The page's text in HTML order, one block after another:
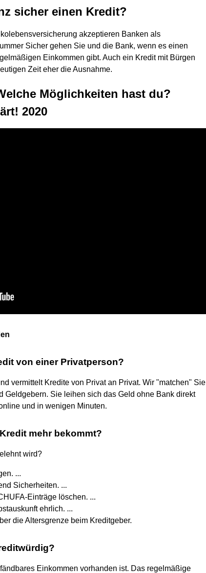
sicher einen Kredit?
akzeptieren Banken als
Sicher gehen Sie und die Bank, wenn es einen
Einkommen gibt. Auch ein Kredit mit Bürgen
Zeit eher die Ausnahme.
Möglichkeiten hast du?
2020
von einer Privatperson?
vermittelt Kredite von Privat an Privat. Wir "matchen" Sie
Geldgebern. Sie leihen sich das Geld ohne Bank direkt
und in wenigen Minuten.
mehr bekommt?
wird?
...
Sicherheiten. ...
Einträge löschen. ...
ehrlich. ...
die Altersgrenze beim Kreditgeber.
Einkommen vorhanden ist. Das regelmäßige